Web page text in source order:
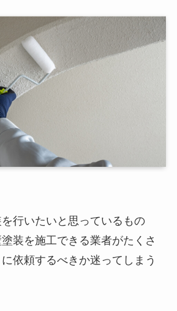
行いたいと思っているもの
装を施工できる業者がたくさ
依頼するべきか迷ってしまう